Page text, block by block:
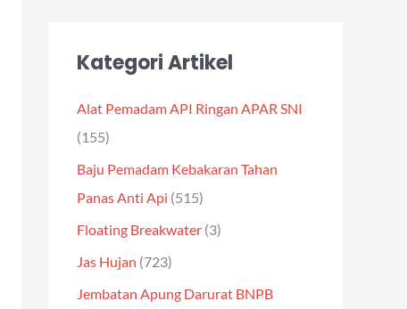
Kategori Artikel
Alat Pemadam API Ringan APAR SNI
(155)
Baju Pemadam Kebakaran Tahan
Panas Anti Api (515)
Floating Breakwater (3)
Jas Hujan (723)
Jembatan Apung Darurat BNPB